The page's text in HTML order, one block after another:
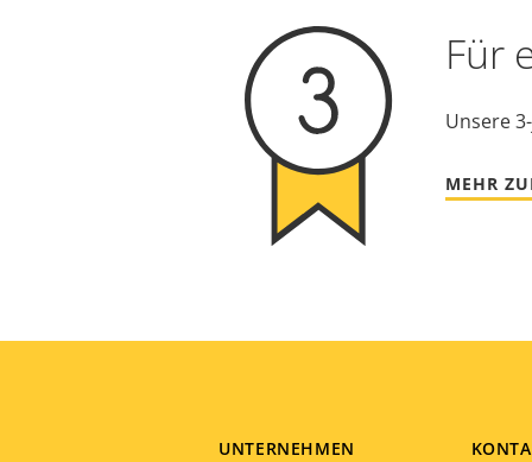
Für
Unsere
MEHR
UNTERNEHMEN